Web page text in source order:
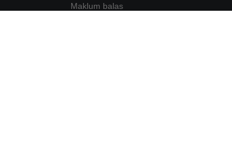
Maklum balas